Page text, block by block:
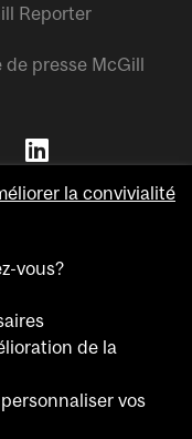
Reporter
de presse McGill
la convivialité
vous?
de la
vos